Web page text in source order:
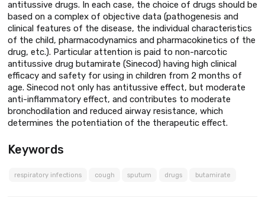
antitussive drugs. In each case, the choice of drugs should be
based on a complex of objective data (pathogenesis and
clinical features of the disease, the individual characteristics
of the child, pharmacodynamics and pharmacokinetics of the
drug, etc.). Particular attention is paid to non-narcotic
antitussive drug butamirate (Sinecod) having high clinical
efficacy and safety for using in children from 2 months of
age. Sinecod not only has antitussive effect, but moderate
anti-inflammatory effect, and contributes to moderate
bronchodilation and reduced airway resistance, which
determines the potentiation of the therapeutic effect.
Keywords
respiratory infections cough sputum drugs butamirate